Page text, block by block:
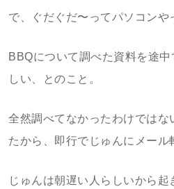
で、ぐだぐだ〜ってパソコンや
BBQについて調べた資料を途
しい、とのこと。
全然調べてなかったわけではな
たから、即行でじゅんにメール
じゅんは朝遅い人らしいから